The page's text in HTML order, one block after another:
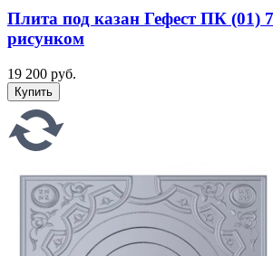
Плита под казан Гефест ПК (01)
рисунком
19 200 руб.